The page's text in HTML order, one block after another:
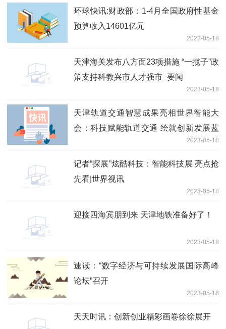
环球快讯:财政部：1-4月全国政府性基金
预算收入14601亿元
2023-05-18
天津海关发布八方面23项措施 “一揽子”政
策支持科教兴市人才强市_要闻
2023-05-18
天津轨道交通智慧成果亮相世界智能大
会：科技赋能轨道交通 绘就创新发展蓝
2023-05-18
记者“探展”炫酷科技：智能科技展 亮点抢
先看|世界视讯
2023-05-18
迎接四海宾朋到来 天津地铁准备好了！
2023-05-18
速读：“数字经济与可持续发展国际高峰
论坛”召开
2023-05-18
天天时讯：创新创业精彩画卷徐徐展开